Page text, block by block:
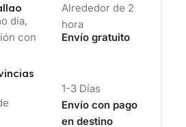
día,
con
Alrededor de 2
hora
Envío gratuito
1-3 Días
Envío con pago
en destino